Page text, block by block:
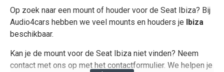
Op zoek naar een mount of houder voor de Seat Ibiza? Bij
Audio4cars hebben we veel mounts en houders je Ibiza
beschikbaar.
Kan je de mount voor de Seat Ibiza niet vinden? Neem
contact met ons op met het contactformulier. We helpen je